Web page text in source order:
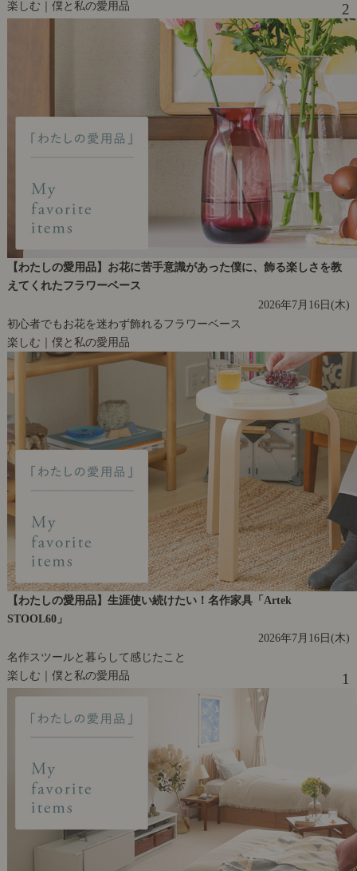
楽しむ｜僕と私の愛用品
2
【わたしの愛用品】お花に苦手意識があった僕に、飾る楽しさを教
えてくれたフラワーベース
2026年7月16日(木)
初心者でもお花を迷わず飾れるフラワーベース
楽しむ｜僕と私の愛用品
【わたしの愛用品】生涯使い続けたい！名作家具「Artek
STOOL60」
2026年7月16日(木)
名作スツールと暮らして感じたこと
楽しむ｜僕と私の愛用品
1